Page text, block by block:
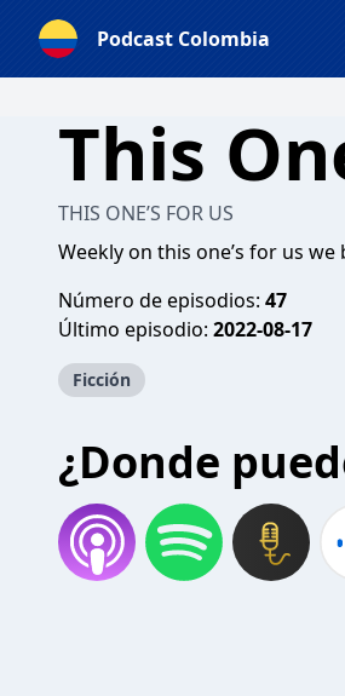
Podcast Colombia
This
THIS ONE’S FOR US
Weekly on this one’s for us
Número de episodios: 47
Último episodio: 2022-08-17
Ficción
¿Donde